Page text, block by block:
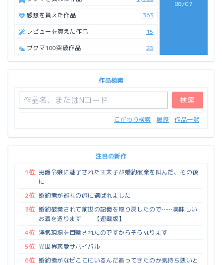
感想を貰えた作品
363
レビューを貰えた作品
15
ブクマ100突破作品
28
08/07
作品検索
こだわり検索 履歴 作品一覧
注目の新作
1位 男爵令嬢に魅了された王太子が婚約破棄を叫んだ、その後
に
2位 婚約者が巡礼の旅に選ばれました
3位 婚約破棄されて前世の記憶を取り戻したので……美味しい
お酒を造ります！ 【連載版】
4位 浮気現場を目撃されたのですからそうなります
5位 異世界恋愛サバイバル
6位 婚約者がなぜここにいるんだ追ってきたのか気持ち悪いと